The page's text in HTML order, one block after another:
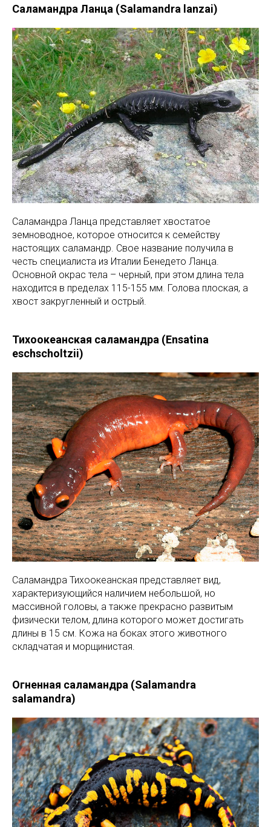
Саламандра Ланца (Salamandra lanzai)
Саламандра Ланца представляет хвостатое
земноводное, которое относится к семейству
настоящих саламандр. Свое название получила в
честь специалиста из Италии Бенедето Ланца.
Основной окрас тела – черный, при этом длина тела
находится в пределах 115-155 мм. Голова плоская, а
хвост закругленный и острый.
Тихоокеанская саламандра (Ensatina
eschscholtzii)
Саламандра Тихоокеанская представляет вид,
характеризующийся наличием небольшой, но
массивной головы, а также прекрасно развитым
физически телом, длина которого может достигать
длины в 15 см. Кожа на боках этого животного
складчатая и морщинистая.
Огненная саламандра (Salamandra
salamandra)